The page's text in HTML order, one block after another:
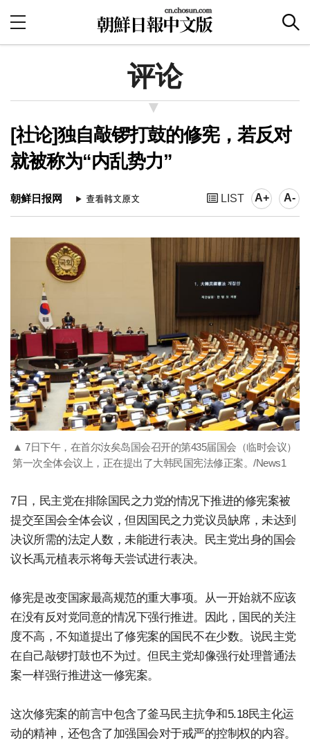
评论
[社论]独自敲锣打鼓的修宪，若反对
就被称为“内乱势力”
朝鲜日报网 LIST A+ A-
▲ 7日下午，在首尔汝矣岛国会召开的第435届国会（临时会议）
第一次全体会议上，正在提出了大韩民国宪法修正案。/News1
7日，民主党在排除国民之力党的情况下推进的修宪案被
提交至国会全体会议，但因国民之力党议员缺席，未达到
决议所需的法定人数，未能进行表决。民主党出身的国会
议长禹元植表示将每天尝试进行表决。
修宪是改变国家最高规范的重大事项。从一开始就不应该
在没有反对党同意的情况下强行推进。因此，国民的关注
度不高，不知道提出了修宪案的国民不在少数。说民主党
在自己敲锣打鼓也不为过。但民主党却像强行处理普通法
案一样强行推进这一修宪案。
这次修宪案的前言中包含了釜马民主抗争和5.18民主化运
动的精神，还包含了加强国会对于戒严的控制权的内容。